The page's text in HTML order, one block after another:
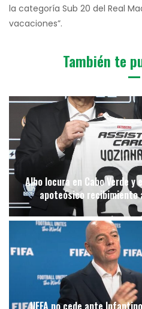
la categoría Sub 20 del Real
vacaciones”.
También te
Albo locura en Cabo Verde
apoteósico recibimiento
UEFA no cede ante